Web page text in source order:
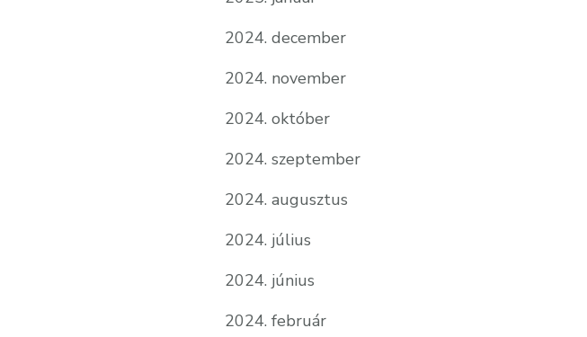
2024. december
2024. november
2024. október
2024. szeptember
2024. augusztus
2024. július
2024. június
2024. február